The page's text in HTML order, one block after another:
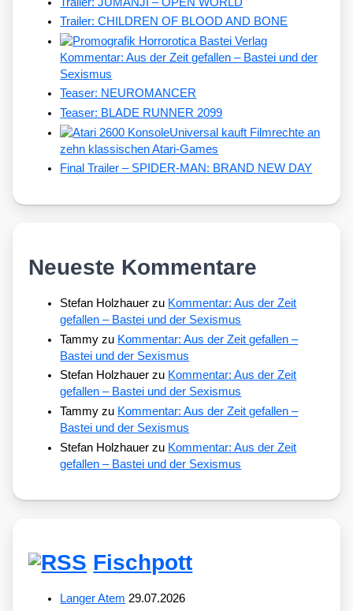
Trailer: CHILDREN OF BLOOD AND BONE
Kommentar: Aus der Zeit gefallen – Bastei und der
Sexismus
Teaser: NEUROMANCER
Teaser: BLADE RUNNER 2099
Universal kauft Filmrechte an
zehn klassischen Atari-Games
Final Trailer – SPIDER-MAN: BRAND NEW DAY
Neueste Kommentare
Stefan Holzhauer zu Kommentar: Aus der Zeit
gefallen – Bastei und der Sexismus
Tammy zu Kommentar: Aus der Zeit gefallen –
Bastei und der Sexismus
Stefan Holzhauer zu Kommentar: Aus der Zeit
gefallen – Bastei und der Sexismus
Tammy zu Kommentar: Aus der Zeit gefallen –
Bastei und der Sexismus
Stefan Holzhauer zu Kommentar: Aus der Zeit
gefallen – Bastei und der Sexismus
Fischpott
Langer Atem 29.07.2026